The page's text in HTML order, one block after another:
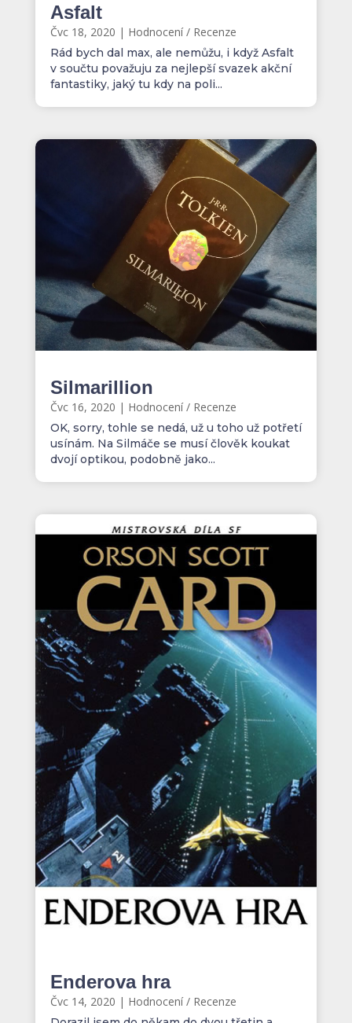
Asfalt
Čvc 18, 2020 | Hodnocení / Recenze
Rád bych dal max, ale nemůžu, i když Asfalt
v součtu považuju za nejlepší svazek akční
fantastiky, jaký tu kdy na poli...
Silmarillion
Čvc 16, 2020 | Hodnocení / Recenze
OK, sorry, tohle se nedá, už u toho už potřetí
usínám. Na Silmáče se musí člověk koukat
dvojí optikou, podobně jako...
Enderova hra
Čvc 14, 2020 | Hodnocení / Recenze